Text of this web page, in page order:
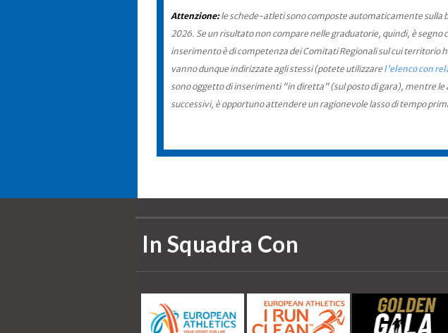
Attenzione:le schede-atleti sono composte automaticamente sulla
2026. Se un risultato non compare nelle graduatorie, quindi, è
inserimento è di competenza dei Comitati Regionali sul cui territorio
vanno dunque indirizzate agli stessi (potete utilizzare l'elenco con
sono oggetto di inserimenti "in diretta" (sul posto di gara), mentre
successivi, è opportuno attendere un ragionevole lasso di tempo
In Squadra Con